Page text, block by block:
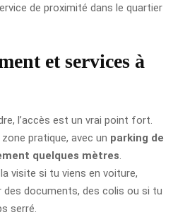
de proximité dans le quartier
et services à
l’accès est un vrai point fort.
pratique, avec un parking de
quelques mètres
visite si tu viens en voiture,
documents, des colis ou si tu
serré.